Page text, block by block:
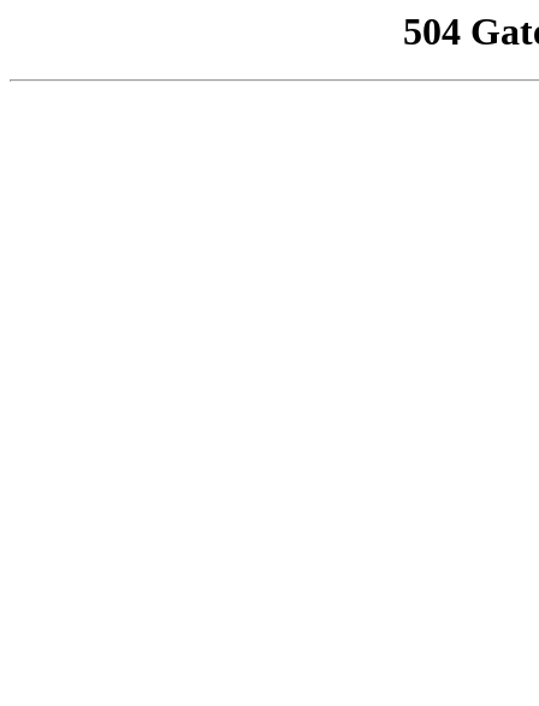
504